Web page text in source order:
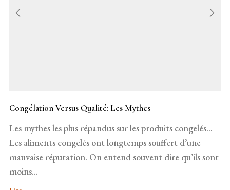
Congélation Versus Qualité: Les Mythes
Les mythes les plus répandus sur les produits congelés…
Les aliments congelés ont longtemps souffert d’une
mauvaise réputation. On entend souvent dire qu’ils sont
moins...